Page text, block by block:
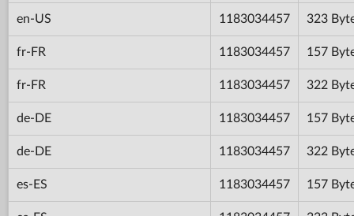
en-US 1183034457 323
fr-FR 1183034457 157
fr-FR 1183034457 322
de-DE 1183034457 157
de-DE 1183034457 322
es-ES 1183034457 157